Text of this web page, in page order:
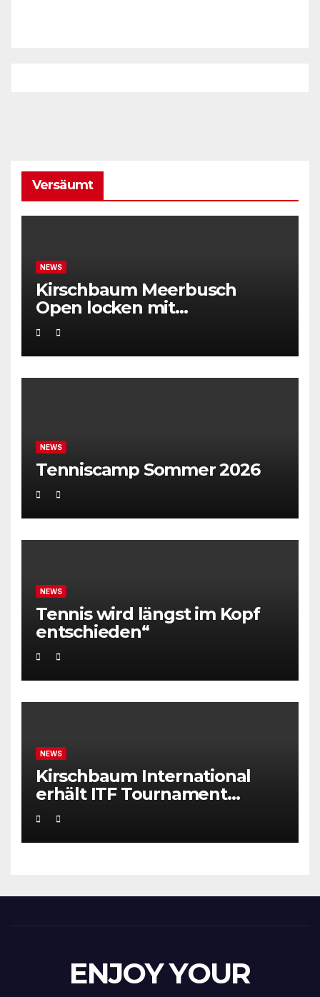
Versäumt
NEWS
Kirschbaum Meerbusch
Open locken mit
Weltklassetennis
NEWS
Tenniscamp Sommer 2026
NEWS
Tennis wird längst im Kopf
entschieden“
NEWS
Kirschbaum International
erhält ITF Tournament
Recognition Award 2025
ENJOY YOUR